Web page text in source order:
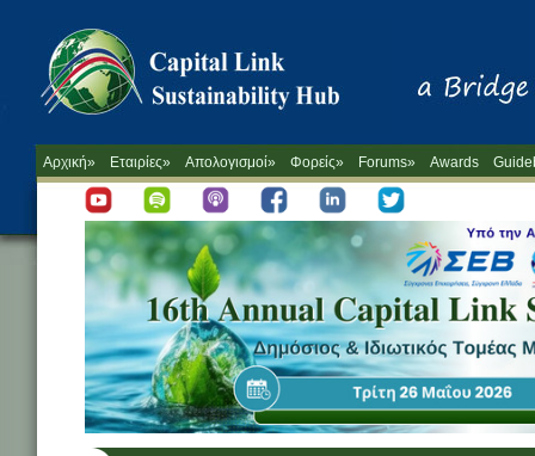
Αρχική» Εταιρίες» Απολογισμοί» Φορείς» Forums» Awards